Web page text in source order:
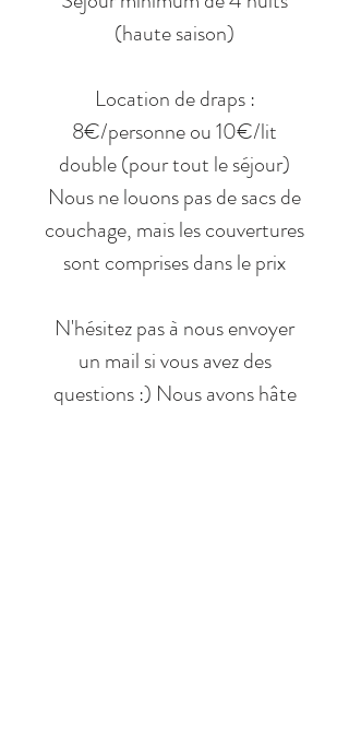
(haute saison)
Location de draps :
8€/personne ou 10€/lit
double (pour tout le séjour)
Nous ne louons pas de sacs de
couchage, mais les couvertures
sont comprises dans le prix
N'hésitez pas à nous envoyer
un mail si vous avez des
questions :) Nous avons hâte